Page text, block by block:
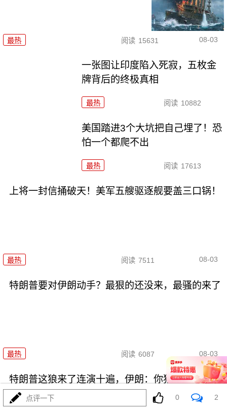
最热 阅读 15631 08-03
一张图让印度陷入死寂，五枚金
牌背后的终极真相
最热 阅读 10882
美国踏进3个大坑把自己埋了！恐
怕一个都爬不出
最热 阅读 17613
上将一封信捅破天！美军五艘驱逐舰要盖三口锅！
最热 阅读 7511 08-03
特朗普要对伊朗动手？最狠的还没来，最骚的来了
最热 阅读 6087 08-03
特朗普这狼来了连演十遍，伊朗：你猜我信不信？
点评一下 0 2